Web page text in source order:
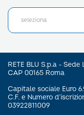
RETE BLU S.p.a -
CAP 00165 Roma
Capitale sociale Euro
C.F. e Numero
03922811009